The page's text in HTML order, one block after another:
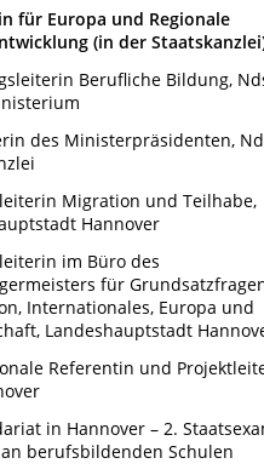
für Europa und Regionale
(in der
Berufliche Bildung,
des Ministerpräsidenten,
Migration und Teilhabe,
Hannover
im Büro des
für
Internationales, Europa und
Landeshauptstadt
Referentin und
in Hannover – 2.
berufsbildenden Schulen